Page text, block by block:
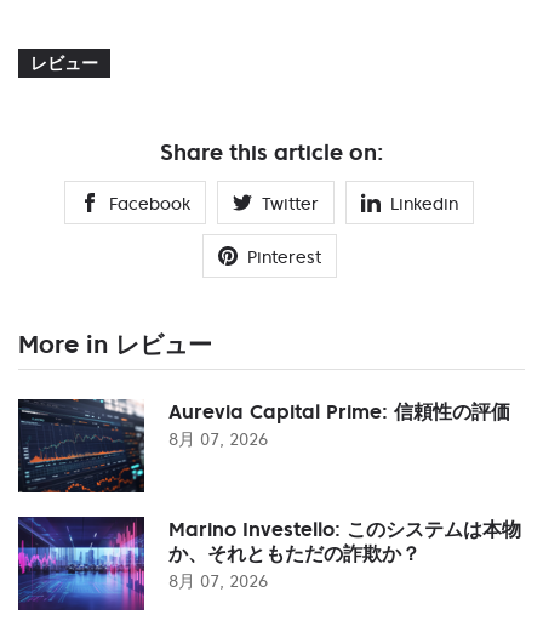
レビュー
Share this article on:
Facebook Twitter Linkedin
Pinterest
More in レビュー
Aurevia Capital Prime: 信頼性の評価
8月 07, 2026
Marino Investello: このシステムは本物
か、それともただの詐欺か？
8月 07, 2026